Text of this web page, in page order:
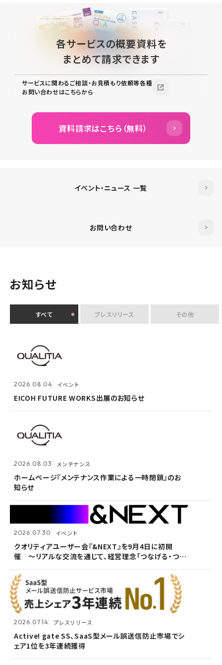
各サービスの概要資料を
まとめて請求できます
サービスに関わるご相談・お見積もり依頼等各種
お問い合わせはこちらから
資料請求はこちら（無料）
イベント・ニュース 一覧
お問い合わせ
お知らせ
すべて プレスリリース その他
2026.08.04 イベント
EICOH FUTURE WORKS出展のお知らせ
2026.08.03 メンテナンス
ホームページ『メンテナンス作業による一時閉鎖』のお
知らせ
2026.07.30 イベント
クオリティアユーザー会『&NEXT』を9月4日に初開
催 〜リアルな交流を通じて、経営理念「つなげる・つな
2026.07.14 プレスリリース
Active! gate SS、SaaS型メール誤送信防止市場でシ
ェア1位を3年連続獲得
2026.07.30
クオリティアユーザー会『&NEXT』を9月4日に初開
催 〜リアルな交流を通じて、経営理念「つなげる・つな
がる想いを未来へつなぐ」を体現〜
Active! gate SS、SaaS型メール誤送信防止市場でシ
ェア1位を3年連続獲得
2026.07.09 自社ウェビナー
<7/30 ウェビナー開催>いまさら聞けないPPAP問題～
2026.06.18 プレスリリース
富山県内7信用金庫、DEEPMailとPOWER EGGの連携
2026.08.03 メンテナンス
ホームページ『メンテナンス作業による一時閉鎖』のお
2026.05.14 メンテナンス
ホームページ『メンテナンス作業による一時閉鎖』のお
2026.05.13 メンテナンス
ホームページ『メンテナンス作業による一時閉鎖』のお
知らせ
お知らせ